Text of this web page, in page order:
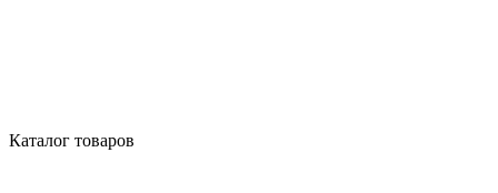
Каталог товаров